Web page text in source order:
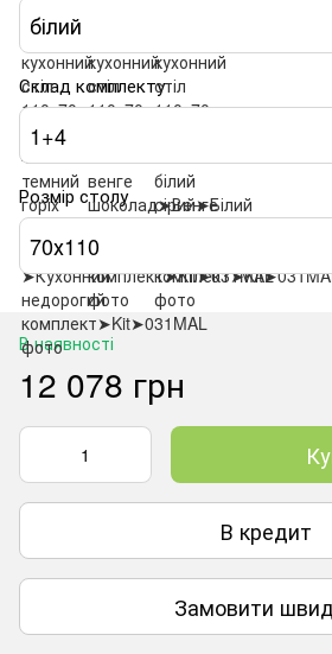
білий
Склад комплекту
1+4
Розмір столу
70х110
В наявності
12 078 грн
В кредит
Замовити